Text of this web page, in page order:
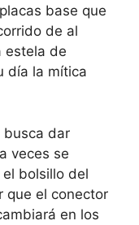
base que
de al
estela de
día la mítica
busca dar
veces se
bolsillo del
que el conector
en los